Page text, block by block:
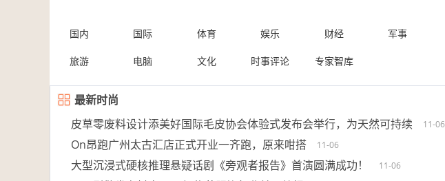
国内 国际 体育 娱乐 财经 军事
旅游 电脑 文化 时事评论 专家智库
最新时尚
皮草零废料设计添美好国际毛皮协会体验式发布会举行，为天然可持续 11-06
On昂跑广州太古汇店正式开业一齐跑，原来咁搭 11-06
大型沉浸式硬核推理悬疑话剧《旁观者报告》首演圆满成功！ 11-06